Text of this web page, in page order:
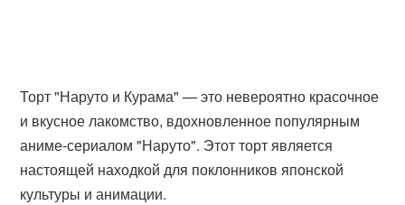
Торт "Наруто и Курама" — это невероятно красочное
и вкусное лакомство, вдохновленное популярным
аниме-сериалом "Наруто". Этот торт является
настоящей находкой для поклонников японской
культуры и анимации.